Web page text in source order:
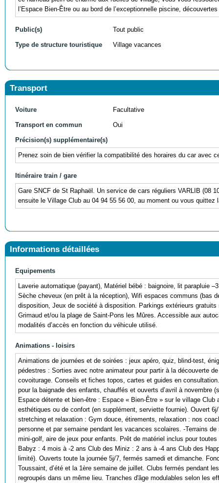
l’Espace Bien-Être ou au bord de l’exceptionnelle piscine,
Public(s) Tout public
Type de structure touristique Village vacances
Transport
Voiture Facultative
Transport en commun Oui
Précision(s) supplémentaire(s)
Prenez soin de bien vérifier la compatibilité des horaires du car avec
Itinéraire train / gare
Gare SNCF de St Raphaël. Un service de cars réguliers VARLIB (08
ensuite le Village Club au 04 94 55 56 00, au moment ou vous
Informations détaillées
Equipements
Laverie automatique (payant), Matériel bébé : baignoire, lit parapluie
Sèche cheveux (en prêt à la réception), Wifi espaces communs (bas
disposition, Jeux de société à disposition. Parkings extérieurs
Grimaud et/ou la plage de Saint-Pons les Mûres. Accessible aux
modalités d’accès en fonction du véhicule utilisé.
Animations - loisirs
Animations de journées et de soirées : jeux apéro, quiz, blind-test,
pédestres : Sorties avec notre animateur pour partir à la découverte
covoiturage. Conseils et fiches topos, cartes et guides en
pour la baignade des enfants, chauffés et ouverts d’avril à
Espace détente et bien-être : Espace « Bien-Être » sur le village
esthétiques ou de confort (en supplément, serviette fournie). Ouvert
stretching et relaxation : Gym douce, étirements, relaxation : nos
personne et par semaine pendant les vacances scolaires. -Terrains
mini-golf, aire de jeux pour enfants. Prêt de matériel inclus pour
Babyz : 4 mois à -2 ans Club des Miniz : 2 ans à -4 ans Club des
limité). Ouverts toute la journée 5j/7, fermés samedi et dimanche.
Toussaint, d’été et la 1ère semaine de juillet. Clubs fermés pendant
regroupés dans un même lieu. Tranches d'âge modulables selon les